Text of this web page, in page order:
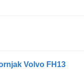
Volvo FH13